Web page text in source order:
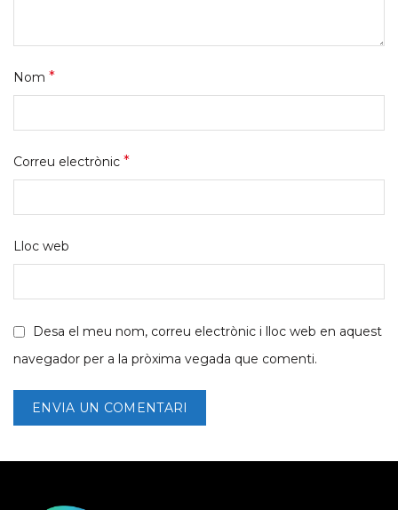
Nom *
Correu electrònic *
Lloc web
Desa el meu nom, correu electrònic i lloc web en aquest
navegador per a la pròxima vegada que comenti.